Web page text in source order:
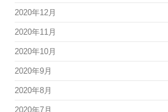
2020年12月
2020年11月
2020年10月
2020年9月
2020年8月
2020年7月